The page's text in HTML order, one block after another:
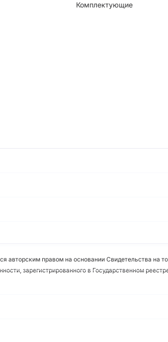
Комплектующие
авторским правом на основании Свидетельства на
зарегистрированного в Государственном